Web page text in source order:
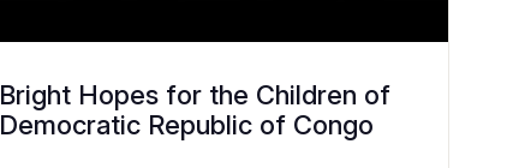
Bright Hopes for the Children of
Democratic Republic of Congo